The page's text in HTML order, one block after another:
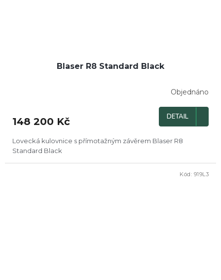
Blaser R8 Standard Black
Objednáno
148 200 Kč DETAIL
Lovecká kulovnice s přímotažným závěrem Blaser R8
Standard Black
Kód: 919L3